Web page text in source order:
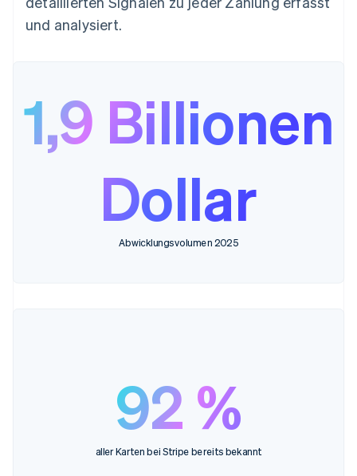
und analysiert.
1,9 Billionen
Dollar
Abwicklungsvolumen 2025
92 %
aller Karten bei Stripe bereits bekannt